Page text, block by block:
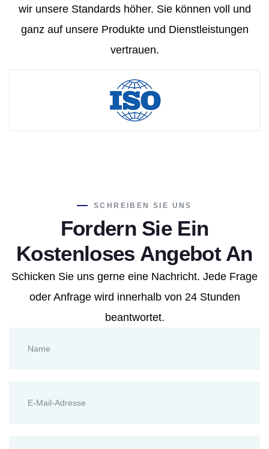
wir unsere Standards höher. Sie können voll und
ganz auf unsere Produkte und Dienstleistungen
vertrauen.
SCHREIBEN SIE UNS
Fordern Sie Ein
Kostenloses Angebot An
Schicken Sie uns gerne eine Nachricht. Jede Frage
oder Anfrage wird innerhalb von 24 Stunden
beantwortet.